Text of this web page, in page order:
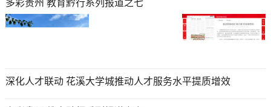
多彩贵州 教育黔行系列报道之七
深化人才联动 花溪大学城推动人才服务水平提质增效